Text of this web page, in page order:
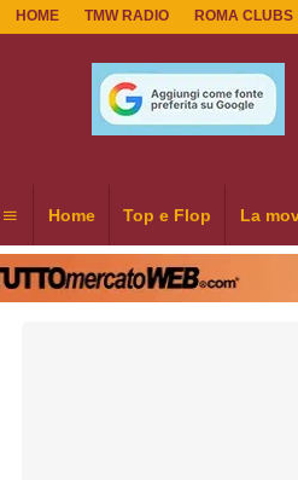
HOME TMW RADIO ROMA CLUBS
Home Top e Flop La